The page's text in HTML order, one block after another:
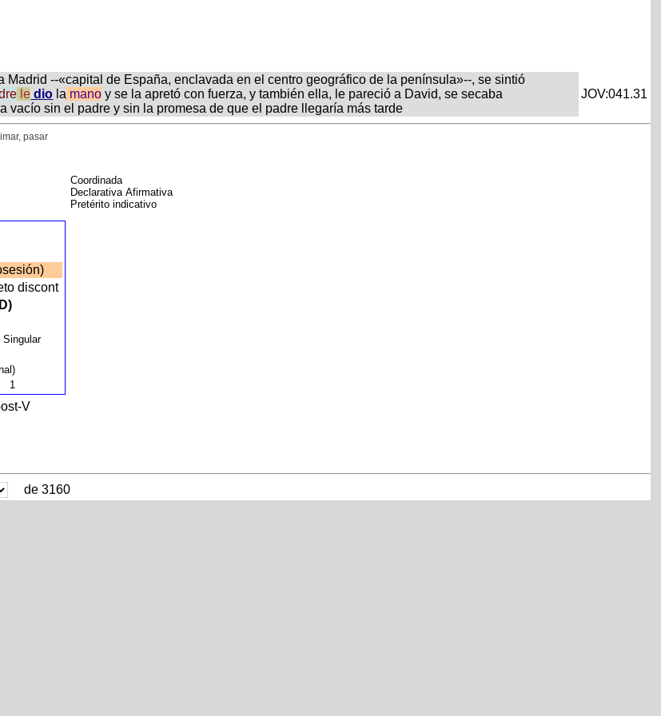
Madrid --«capital de España, enclavada en el centro geográfico de la península»--, se sintió
le dio la mano y se la apretó con fuerza, y también ella, le pareció a David, se secaba
vacío sin el padre y sin la promesa de que el padre llegaría más tarde
JOV:041.31
pasar
Coordinada
Declarativa Afirmativa
Pretérito indicativo
discont
Singular
1
V
de 3160